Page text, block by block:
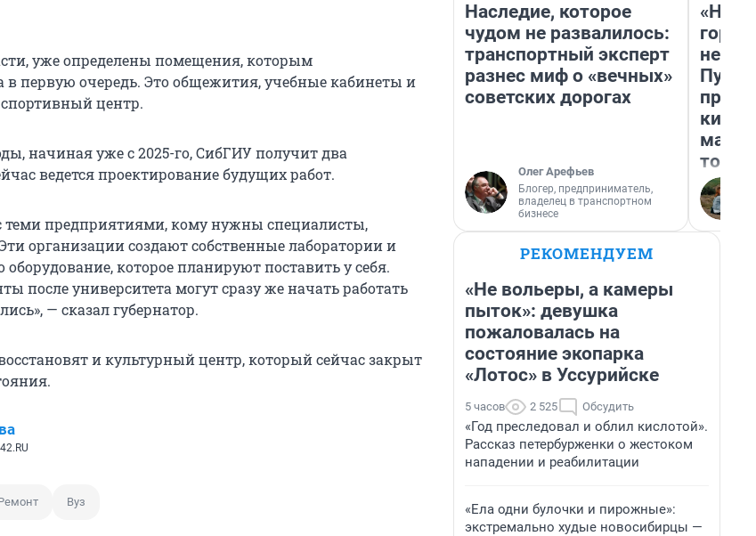
уже определены помещения, которым
в первую очередь. Это общежития, учебные кабинеты и
центр.
начиная уже с 2025-го, СибГИУ получит два
ведется проектирование будущих работ.
теми предприятиями, кому нужны специалисты,
организации создают собственные лаборатории и
которое планируют поставить у себя.
после университета могут сразу же начать работать
— сказал губернатор.
и культурный центр, который сейчас закрыт
Вуз
Наследие, которое
чудом не развалилось:
транспортный эксперт
разнес миф о «вечных»
советских дорогах
Олег Арефьев
Блогер, предприниматель,
владелец в транспортном
бизнесе
«Нет
того
РЕКОМЕНДУЕМ
«Не вольеры, а камеры
пыток»: девушка
пожаловалась на
состояние экопарка
«Лотос» в Уссурийске
5 часов 2 525 Обсудить
«Год преследовал и облил кислотой».
Рассказ петербурженки о жестоком
нападении и реабилитации
«Ела одни булочки и пирожные»:
экстремально худые новосибирцы —